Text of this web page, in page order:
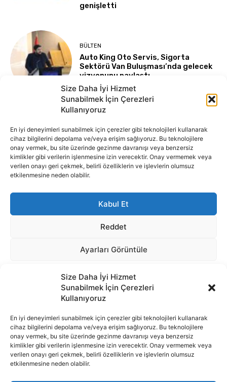
Size Daha İyi Hizmet
Sunabilmek İçin Çerezleri
Kullanıyoruz
En iyi deneyimleri sunabilmek için çerezler gibi teknolojileri kullanarak
cihaz bilgilerini depolama ve/veya erişim sağlıyoruz. Bu teknolojilere
onay vermek, bu site üzerinde gezinme davranışı veya benzersiz
kimlikler gibi verilerin işlenmesine izin verecektir. Onay vermemek veya
verilen onayı geri çekmek, belirli özelliklerin ve işlevlerin olumsuz
etkilenmesine neden olabilir.
İnternet portalımızda yer alan tüm haber metini, resim ve benzeri
içeriğin hakları Sigortamedya Yayıncılık A.Ş.'ye aittir. Hiçbir şekilde
basılı ya da elektronik bir ortamda, kaynak gösterilse bile izin